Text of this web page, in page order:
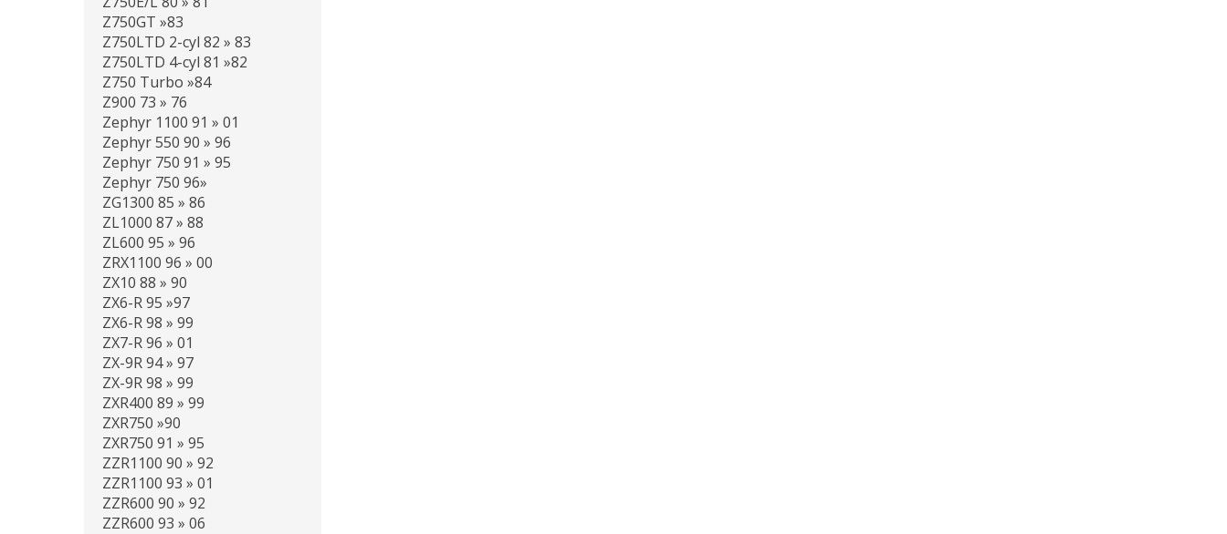
Z750GT »83
Z750LTD 2-cyl 82 » 83
Z750LTD 4-cyl 81 »82
Z750 Turbo »84
Z900 73 » 76
Zephyr 1100 91 » 01
Zephyr 550 90 » 96
Zephyr 750 91 » 95
Zephyr 750 96»
ZG1300 85 » 86
ZL1000 87 » 88
ZL600 95 » 96
ZRX1100 96 » 00
ZX10 88 » 90
ZX6-R 95 »97
ZX6-R 98 » 99
ZX7-R 96 » 01
ZX-9R 94 » 97
ZX-9R 98 » 99
ZXR400 89 » 99
ZXR750 »90
ZXR750 91 » 95
ZZR1100 90 » 92
ZZR1100 93 » 01
ZZR600 90 » 92
ZZR600 93 » 06